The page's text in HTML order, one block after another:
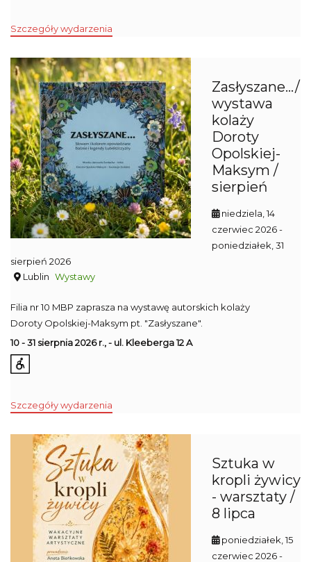
Szczegóły wydarzenia
Zasłyszane…/
wystawa
kolaży
Doroty
Opolskiej-
Maksym /
sierpień
niedziela, 14
czerwiec 2026-
poniedziałek, 31
sierpień 2026
Lublin Wystawy
Filia nr 10 MBP zaprasza na wystawę autorskich kolaży
Doroty Opolskiej-Maksym pt. "Zasłyszane".
10 - 31 sierpnia 2026 r., - ul. Kleeberga 12 A
Szczegóły wydarzenia
Sztuka w
kropli żywicy
- warsztaty /
8 lipca
poniedziałek, 15
czerwiec 2026-